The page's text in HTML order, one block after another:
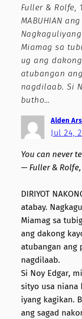
Fuller & Rolfe,
MABUHIAN
Miamag sa
ug ang
atubangan
nagdilaab. Si
butho…
Alden
Jul 24,
You can never
— Fuller & Rolfe,
DIRIYOT
atabay.
Miamag sa
ang dakong
atubangan ang
nagdilaab.
Si Noy Edgar,
sityo usa niana
iyang kagikan.
ang sagad